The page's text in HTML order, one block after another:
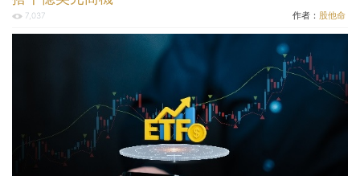
7,037 作者： 股他命